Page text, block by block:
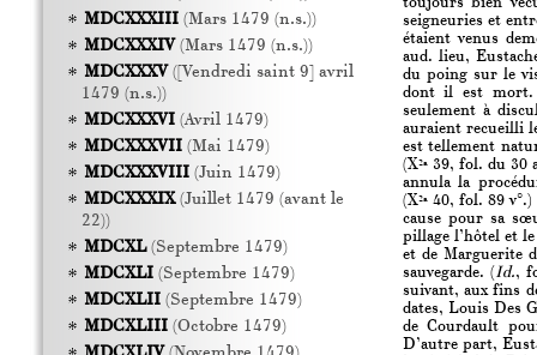
seigneuries et
étaient venus
aud. lieu,
du poing sur le
dont il est mort.
seulement à
auraient recueilli
est tellement
(X2a39, fol. du 30
annula la
(X2a40, fol. 89 v°.)
cause pour sa
pillage l’hôtel et
et de Marguerite
sauvegarde. (Id.,
suivant, aux fins
dates, Louis Des
de Courdault
D’autre part,
MDCXXXIII(Mars 1479 (n.s.))
MDCXXXIV(Mars 1479 (n.s.))
MDCXXXV([Vendredi saint 9] avril
1479 (n.s.))
MDCXXXVI(Avril 1479)
MDCXXXVII(Mai 1479)
MDCXXXVIII(Juin 1479)
MDCXXXIX(Juillet 1479 (avant le
22))
MDCXL(Septembre 1479)
MDCXLI(Septembre 1479)
MDCXLII(Septembre 1479)
MDCXLIII(Octobre 1479)